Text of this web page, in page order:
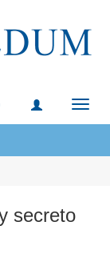
secreto